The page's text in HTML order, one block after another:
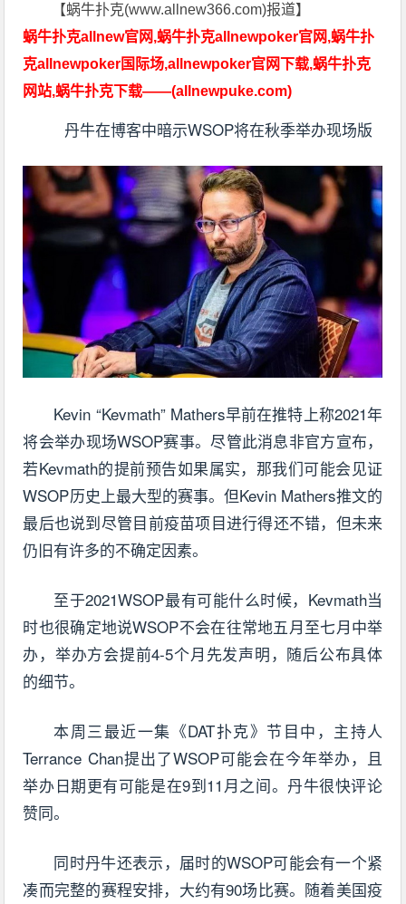
【蜗牛扑克(www.allnew366.com)报道】
蜗牛扑克allnew官网,蜗牛扑克allnewpoker官网,蜗牛扑
克allnewpoker国际场,allnewpoker官网下载,蜗牛扑克
网站,蜗牛扑克下载——(allnewpuke.com)
丹牛在博客中暗示WSOP将在秋季举办现场版
Kevin “Kevmath” Mathers早前在推特上称2021年
将会举办现场WSOP赛事。尽管此消息非官方宣布，
若Kevmath的提前预告如果属实，那我们可能会见证
WSOP历史上最大型的赛事。但Kevin Mathers推文的
最后也说到尽管目前疫苗项目进行得还不错，但未来
仍旧有许多的不确定因素。
至于2021WSOP最有可能什么时候，Kevmath当
时也很确定地说WSOP不会在往常地五月至七月中举
办，举办方会提前4-5个月先发声明，随后公布具体
的细节。
本周三最近一集《DAT扑克》节目中，主持人
Terrance Chan提出了WSOP可能会在今年举办，且
举办日期更有可能是在9到11月之间。丹牛很快评论
赞同。
同时丹牛还表示，届时的WSOP可能会有一个紧
凑而完整的赛程安排，大约有90场比赛。随着美国疫